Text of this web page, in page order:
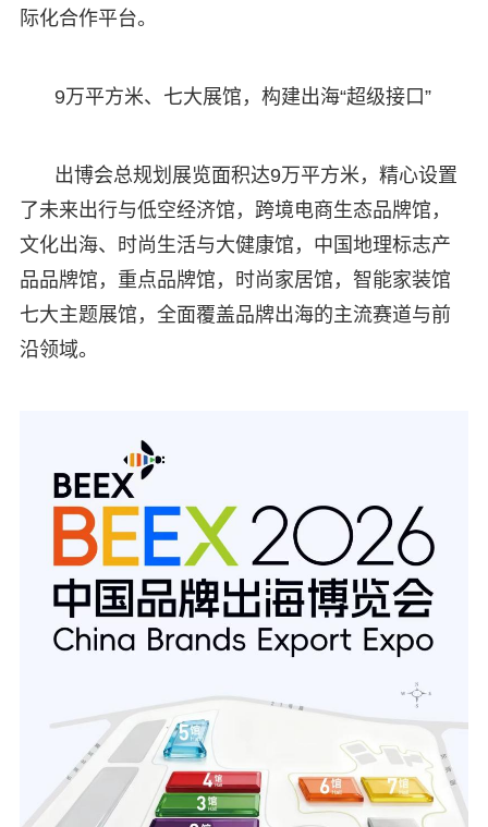
际化合作平台。
9万平方米、七大展馆，构建出海“超级接口”
出博会总规划展览面积达9万平方米，精心设置
了未来出行与低空经济馆，跨境电商生态品牌馆，
文化出海、时尚生活与大健康馆，中国地理标志产
品品牌馆，重点品牌馆，时尚家居馆，智能家装馆
七大主题展馆，全面覆盖品牌出海的主流赛道与前
沿领域。